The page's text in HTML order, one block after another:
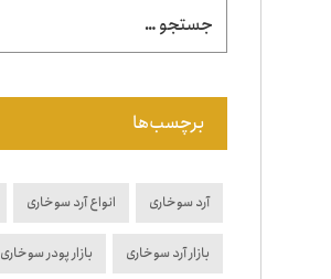
برچسب‌ها
آرد سوخاری انواع آرد سوخاری
بازار آرد سوخاری بازار پودر سوخاری